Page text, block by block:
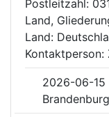
Postleitzahl:
Land,
Land:
Kontaktperson:
2026-06-15
Brandenburg